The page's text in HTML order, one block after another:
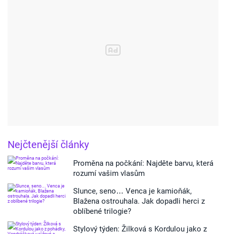
Nejčtenější články
Proměna na počkání: Najděte barvu, která
rozumí vašim vlasům
Slunce, seno… Venca je kamioňák,
Blažena ostrouhala. Jak dopadli herci z
oblíbené trilogie?
Stylový týden: Žilková s Kordulou jako z